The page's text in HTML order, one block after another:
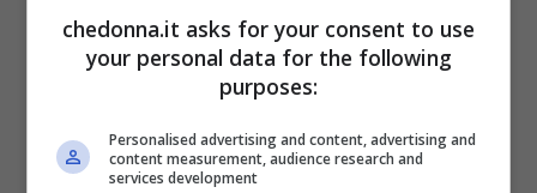
Piazza della Repubblica. Se volete lavorare
per conto di Belen, non resta che
chedonna.it asks for your consent to use
your personal data for the following
purposes:
Personalised advertising and content, advertising and
content measurement, audience research and
services development